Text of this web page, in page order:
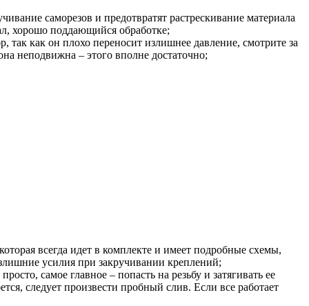
саморезов и предотвратят растрескивание материала
хорошо поддающийся обработке;
так как он плохо переносит излишнее давление, смотрите за
неподвижна – этого вполне достаточно;
всегда идет в комплекте и имеет подробные схемы,
усилия при закручивании креплений;
самое главное – попасть на резьбу и затягивать ее
следует произвести пробный слив. Если все работает